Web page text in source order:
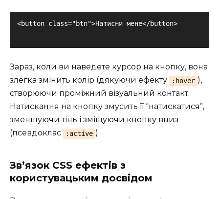
Зараз, коли ви наведете курсор на кнопку, вона
злегка змінить колір (дякуючи ефекту
:hover ),
створюючи проміжний візуальний контакт.
Натискання на кнопку змусить її “натискатися”,
зменшуючи тінь і зміщуючи кнопку вниз
(псевдоклас
:active ).
Зв’язок CSS ефектів з
користувацьким досвідом